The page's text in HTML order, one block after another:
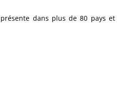
dans plus de 80 pays et